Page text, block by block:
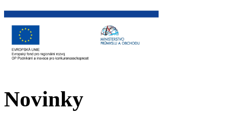
Novinky